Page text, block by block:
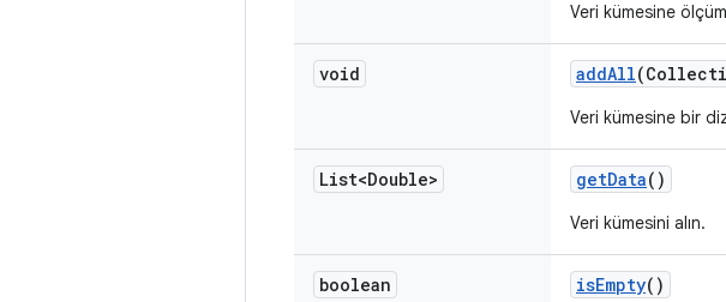
Veri kümesine
void addAll
Veri kümesine bir
List<Double> getData()
Veri kümesini alın.
boolean isEmpty()